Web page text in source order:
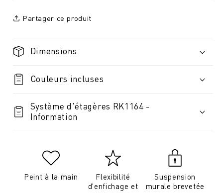
Partager ce produit
Dimensions
Couleurs incluses
Système d'étagères RK1164 -
Information
Peint à la main
Flexibilité
d'enfichage et
Suspension
murale brevetée